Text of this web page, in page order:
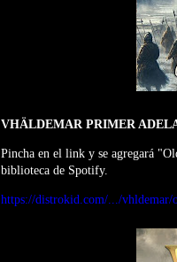
VHÄLDEMAR PRIMER
Pincha en el link y se agregará
biblioteca de Spotify.
https://distrokid.com/.../